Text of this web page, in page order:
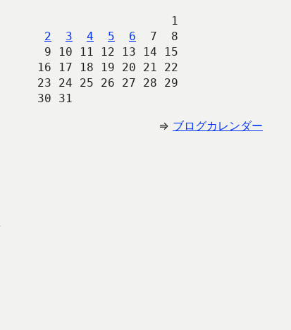
                   1
2
3 4 5 6
  7  8
9 10 11 12 13 14 15
16 17 18 19 20 21 22
23 24 25 26 27 28 29
30 31
⇒ ブログカレンダー